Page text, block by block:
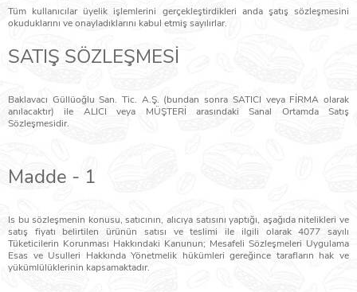
Tüm kullanıcılar üyelik işlemlerini gerçekleştirdikleri anda şatış sözleşmesini
okuduklarını ve onayladıklarını kabul etmiş sayılırlar.
SATIŞ SÖZLEŞMESİ
Baklavacı Güllüoğlu San. Tic. A.Ş. (bundan sonra SATICI veya FİRMA olarak
anılacaktır) ile ALICI veya MÜŞTERİ arasındaki Sanal Ortamda Satış
Sözleşmesidir.
Madde - 1
Is bu sözleşmenin konusu, satıcının, alıcıya satısını yaptığı, aşağıda nitelikleri ve
satış fiyatı belirtilen ürünün satısı ve teslimi ile ilgili olarak 4077 sayılı
Tüketicilerin Korunması Hakkındaki Kanunun; Mesafeli Sözleşmeleri Uygulama
Esas ve Usulleri Hakkında Yönetmelik hükümleri gereğince tarafların hak ve
yükümlülüklerinin kapsamaktadır.